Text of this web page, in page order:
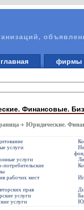
главная
Финансовые.
Юридические.
услуги
услуги
потребительские
рабочих мест
прав
услуги
услуги